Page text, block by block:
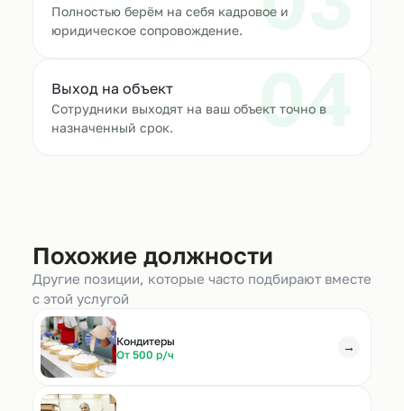
Полностью берём на себя кадровое и
юридическое сопровождение.
04
Выход на объект
Сотрудники выходят на ваш объект точно в
назначенный срок.
Похожие должности
Другие позиции, которые часто подбирают вместе
с этой услугой
Кондитеры
От 500 р/ч
→